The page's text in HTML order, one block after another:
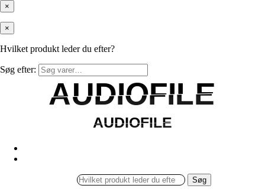
×
×
Hvilket produkt leder du efter?
Søg efter:
AUDIOFILE
AUDIOFILE
AUDIOFILE
AUDIOFILE
Søg